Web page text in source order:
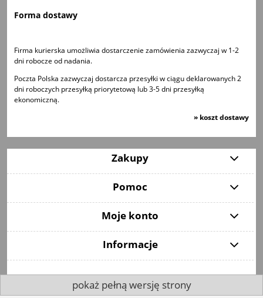
Forma dostawy
Firma kurierska umożliwia dostarczenie zamówienia zazwyczaj w 1-2
dni robocze od nadania.
Poczta Polska zazwyczaj dostarcza przesyłki w ciągu deklarowanych 2
dni roboczych przesyłką priorytetową lub 3-5 dni przesyłką
ekonomiczną.
» koszt dostawy
Zakupy
Pomoc
Moje konto
Informacje
pokaż pełną wersję strony